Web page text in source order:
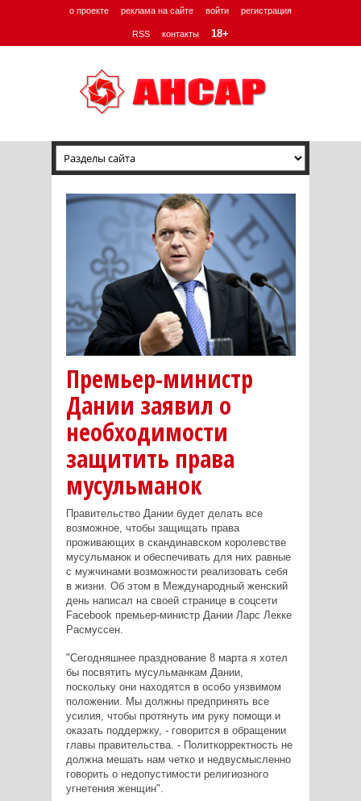
о проекте реклама на сайте войти регистрация
RSS контакты 18+
Премьер-министр
Дании заявил о
необходимости
защитить права
мусульманок
Правительство Дании будет делать все
возможное, чтобы защищать права
проживающих в скандинавском королевстве
мусульманок и обеспечивать для них равные
с мужчинами возможности реализовать себя
в жизни. Об этом в Международный женский
день написал на своей странице в соцсети
Facebook премьер-министр Дании Ларс Лекке
Расмуссен.
"Сегодняшнее празднование 8 марта я хотел
бы посвятить мусульманкам Дании,
поскольку они находятся в особо уязвимом
положении. Мы должны предпринять все
усилия, чтобы протянуть им руку помощи и
оказать поддержку, - говорится в обращении
главы правительства. - Политкорректность не
должна мешать нам четко и недвусмысленно
говорить о недопустимости религиозного
угнетения женщин".